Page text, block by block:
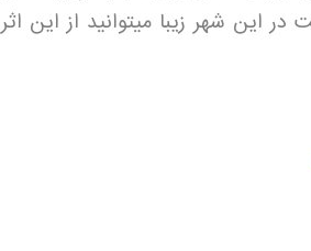
در این شهر زیبا میتوانید از این اثر